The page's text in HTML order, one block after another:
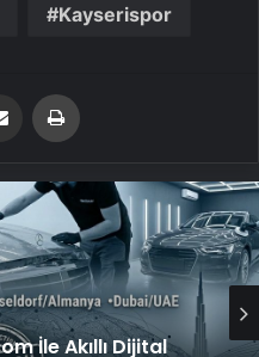
Kayserispor
Email'den paylaş